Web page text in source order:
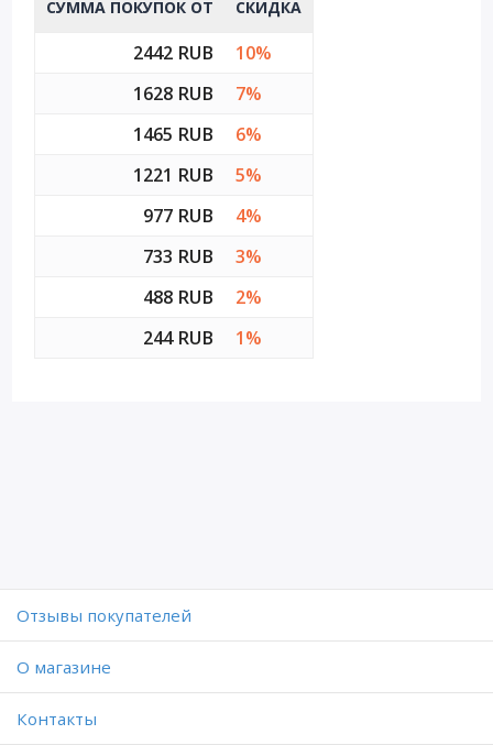
СУММА ПОКУПОК ОТ СКИДКА
2442 RUB
10%
1628 RUB
7%
1465 RUB
6%
1221 RUB
5%
977 RUB
4%
733 RUB
3%
488 RUB
2%
244 RUB
1%
Отзывы покупателей
O магазине
Контакты